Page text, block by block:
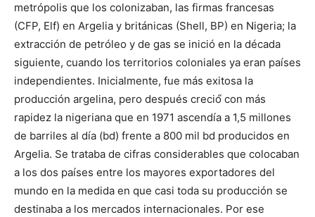
metrópolis que los colonizaban, las firmas francesas
(CFP, Elf) en Argelia y británicas (Shell, BP) en Nigeria; la
extracción de petróleo y de gas se inició en la década
siguiente, cuando los territorios coloniales ya eran países
independientes. Inicialmente, fue más exitosa la
producción argelina, pero después creció́ con más
rapidez la nigeriana que en 1971 ascendía a 1,5 millones
de barriles al día (bd) frente a 800 mil bd producidos en
Argelia. Se trataba de cifras considerables que colocaban
a los dos países entre los mayores exportadores del
mundo en la medida en que casi toda su producción se
destinaba a los mercados internacionales. Por ese